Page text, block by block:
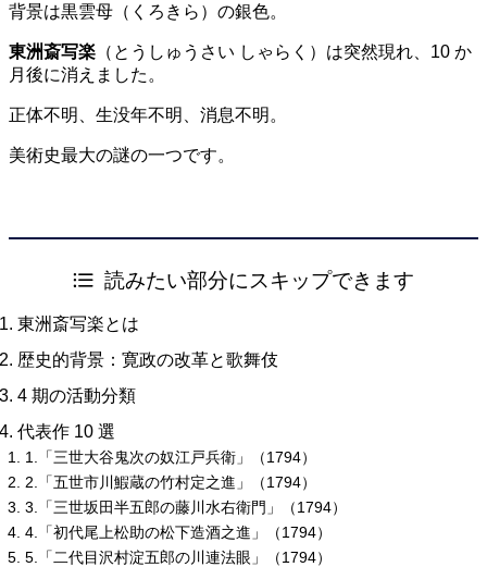
背景は黒雲母（くろきら）の銀色。
東洲斎写楽 （とうしゅうさい しゃらく）は突然現れ、10 か
月後に消えました。
正体不明、生没年不明、消息不明。
美術史最大の謎の一つです。
読みたい部分にスキップできます
東洲斎写楽とは
歴史的背景：寛政の改革と歌舞伎
4 期の活動分類
代表作 10 選
1.「三世大谷鬼次の奴江戸兵衛」（1794）
2.「五世市川鰕蔵の竹村定之進」（1794）
3.「三世坂田半五郎の藤川水右衛門」（1794）
4.「初代尾上松助の松下造酒之進」（1794）
5.「二代目沢村淀五郎の川連法眼」（1794）